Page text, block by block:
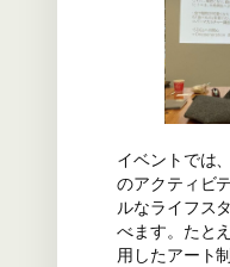
イベントでは
のアクティビ
ルなライフス
べます。たと
用したアート